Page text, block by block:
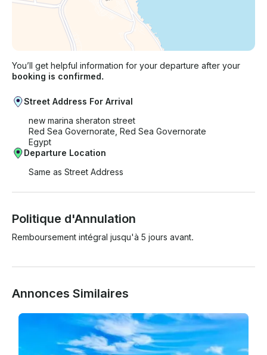
You’ll get helpful information for your departure after your
booking is confirmed.
Street Address For Arrival
new marina sheraton street
Red Sea Governorate, Red Sea Governorate
Egypt
Departure Location
Same as Street Address
Politique d'Annulation
Remboursement intégral jusqu'à 5 jours avant.
Annonces Similaires